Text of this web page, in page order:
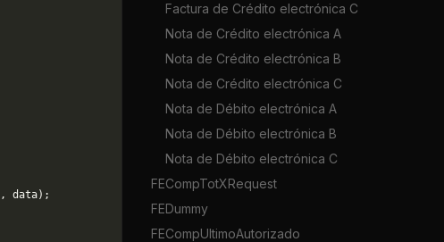
, data);
Factura de Crédito electrónica C
Nota de Crédito electrónica A
Nota de Crédito electrónica B
Nota de Crédito electrónica C
Nota de Débito electrónica A
Nota de Débito electrónica B
Nota de Débito electrónica C
FECompTotXRequest
FEDummy
FECompUltimoAutorizado